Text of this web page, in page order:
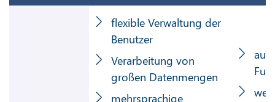
flexible Verwaltung der
Benutzer
Verarbeitung von
großen Datenmengen
mehrsprachige